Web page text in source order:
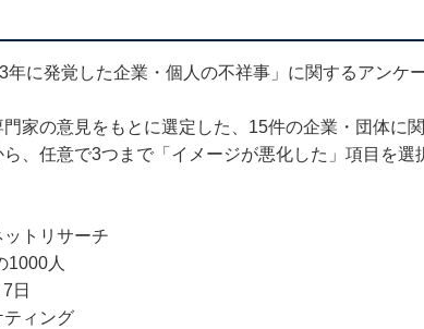
年に発覚した企業・個人の不祥事」に関するアンケ
家の意見をもとに選定した、15件の企業・団体に
、任意で3つまで「イメージが悪化した」項目を選
トリサーチ
1000人
日
ィング